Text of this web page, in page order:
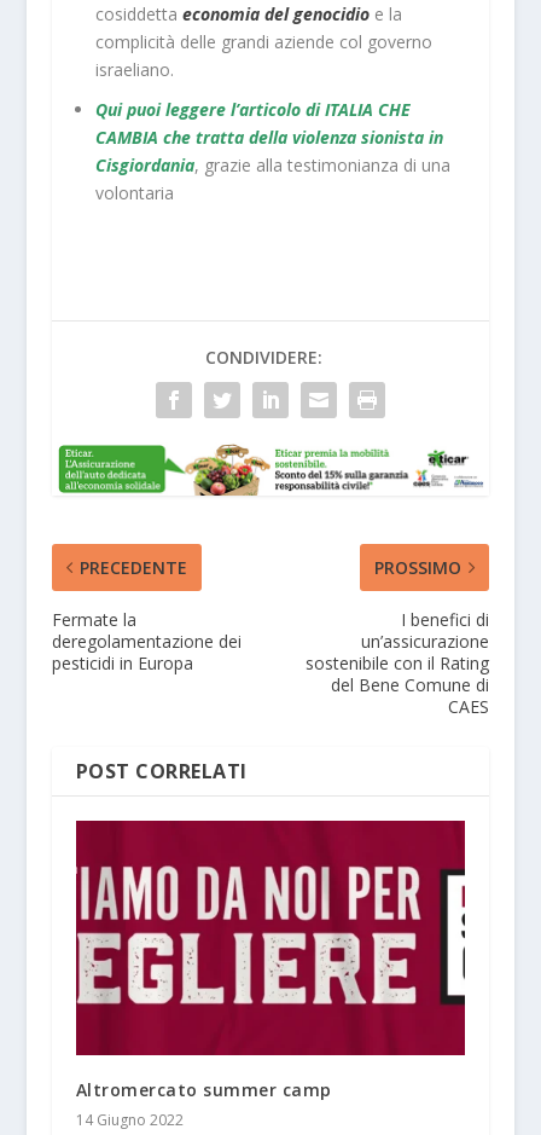
cosiddetta economia del genocidioe la
complicità delle grandi aziende col governo
israeliano.
Qui puoi leggere l’articolo di ITALIA CHE
CAMBIA che tratta della violenza sionista in
Cisgiordania, grazie alla testimonianza di una
volontaria
CONDIVIDERE:
PRECEDENTE
Fermate la
deregolamentazione dei
pesticidi in Europa
PROSSIMO
I benefici di
un’assicurazione
sostenibile con il Rating
del Bene Comune di
CAES
POST CORRELATI
Altromercato summer camp
14 Giugno 2022